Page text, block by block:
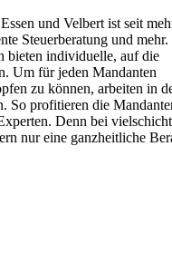
und Velbert ist seit
Steuerberatung und
bieten individuelle, auf die
Um für jeden Mandanten
zu können, arbeiten in
So profitieren die
Denn bei
nur eine ganzheitliche